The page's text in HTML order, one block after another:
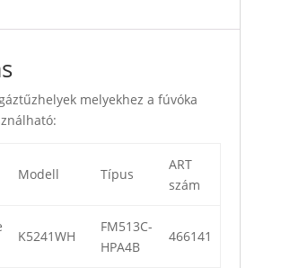
melyekhez a fúvóka
Modell Típus
ART
szám
K5241WH
FM513C-
HPA4B
466141